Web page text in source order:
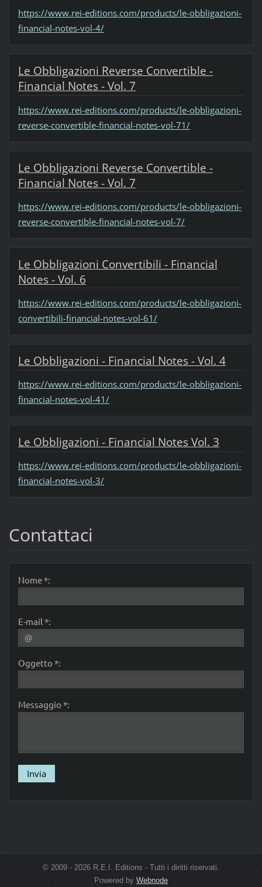
https://www.rei-editions.com/products/le-obbligazioni-
financial-notes-vol-4/
Le Obbligazioni Reverse Convertible -
Financial Notes - Vol. 7
https://www.rei-editions.com/products/le-obbligazioni-
reverse-convertible-financial-notes-vol-71/
Le Obbligazioni Reverse Convertible -
Financial Notes - Vol. 7
https://www.rei-editions.com/products/le-obbligazioni-
reverse-convertible-financial-notes-vol-7/
Le Obbligazioni Convertibili - Financial
Notes - Vol. 6
https://www.rei-editions.com/products/le-obbligazioni-
convertibili-financial-notes-vol-61/
Le Obbligazioni - Financial Notes - Vol. 4
https://www.rei-editions.com/products/le-obbligazioni-
financial-notes-vol-41/
Le Obbligazioni - Financial Notes Vol. 3
https://www.rei-editions.com/products/le-obbligazioni-
financial-notes-vol-3/
Contattaci
Nome *:
E-mail *:
Oggetto *:
Messaggio *:
© 2009 - 2026 R.E.I. Editions - Tutti i diritti riservati.
Powered by Webnode